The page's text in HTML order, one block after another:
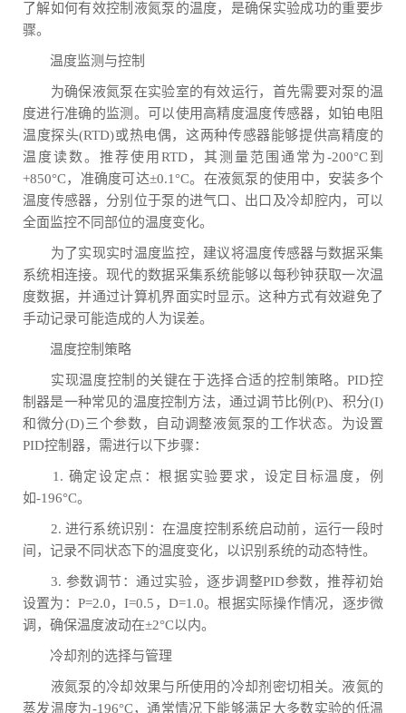
了解如何有效控制液氮泵的温度，是确保实验成功的重要步
骤。
温度监测与控制
为确保液氮泵在实验室的有效运行，首先需要对泵的温
度进行准确的监测。可以使用高精度温度传感器，如铂电阻
温度探头(RTD)或热电偶，这两种传感器能够提供高精度的
温度读数。推荐使用RTD，其测量范围通常为-200°C到
+850°C，准确度可达±0.1°C。在液氮泵的使用中，安装多个
温度传感器，分别位于泵的进气口、出口及冷却腔内，可以
全面监控不同部位的温度变化。
为了实现实时温度监控，建议将温度传感器与数据采集
系统相连接。现代的数据采集系统能够以每秒钟获取一次温
度数据，并通过计算机界面实时显示。这种方式有效避免了
手动记录可能造成的人为误差。
温度控制策略
实现温度控制的关键在于选择合适的控制策略。PID控
制器是一种常见的温度控制方法，通过调节比例(P)、积分(I)
和微分(D)三个参数，自动调整液氮泵的工作状态。为设置
PID控制器，需进行以下步骤：
1. 确定设定点：根据实验要求，设定目标温度，例
如-196°C。
2. 进行系统识别：在温度控制系统启动前，运行一段时
间，记录不同状态下的温度变化，以识别系统的动态特性。
3. 参数调节：通过实验，逐步调整PID参数，推荐初始
设置为：P=2.0，I=0.5，D=1.0。根据实际操作情况，逐步微
调，确保温度波动在±2°C以内。
冷却剂的选择与管理
液氮泵的冷却效果与所使用的冷却剂密切相关。液氮的
蒸发温度为-196°C，通常情况下能够满足大多数实验的低温